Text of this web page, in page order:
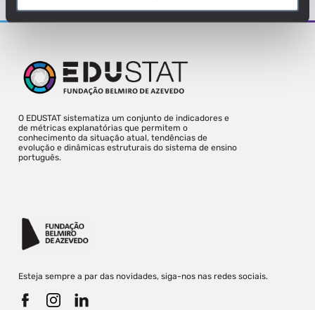
O EDUSTAT sistematiza um conjunto de indicadores e
de métricas explanatórias que permitem o
conhecimento da situação atual, tendências de
evolução e dinâmicas estruturais do sistema de ensino
português.
Esteja sempre a par das novidades, siga-nos nas redes sociais.